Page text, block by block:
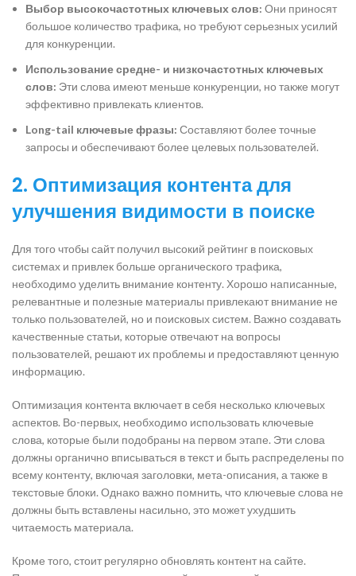
Выбор высокочастотных ключевых слов: Они приносят
большое количество трафика, но требуют серьезных усилий
для конкуренции.
Использование средне- и низкочастотных ключевых
слов: Эти слова имеют меньше конкуренции, но также могут
эффективно привлекать клиентов.
Long-tail ключевые фразы: Составляют более точные
запросы и обеспечивают более целевых пользователей.
2. Оптимизация контента для
улучшения видимости в поиске
Для того чтобы сайт получил высокий рейтинг в поисковых
системах и привлек больше органического трафика,
необходимо уделить внимание контенту. Хорошо написанные,
релевантные и полезные материалы привлекают внимание не
только пользователей, но и поисковых систем. Важно создавать
качественные статьи, которые отвечают на вопросы
пользователей, решают их проблемы и предоставляют ценную
информацию.
Оптимизация контента включает в себя несколько ключевых
аспектов. Во-первых, необходимо использовать ключевые
слова, которые были подобраны на первом этапе. Эти слова
должны органично вписываться в текст и быть распределены по
всему контенту, включая заголовки, мета-описания, а также в
текстовые блоки. Однако важно помнить, что ключевые слова не
должны быть вставлены насильно, это может ухудшить
читаемость материала.
Кроме того, стоит регулярно обновлять контент на сайте.